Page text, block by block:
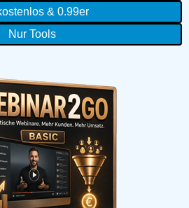
& 0.99er
Nur Tools